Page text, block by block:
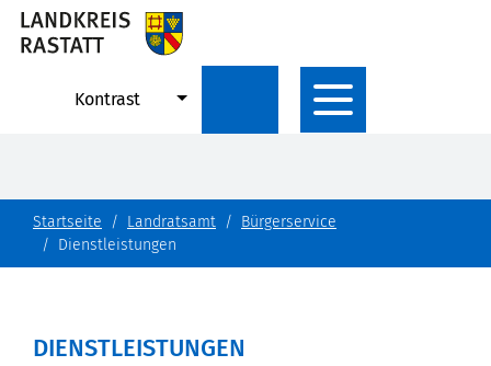
Kontrast
Startseite Landratsamt
Bürgerservice
Dienstleistungen
DIENSTLEISTUNGEN